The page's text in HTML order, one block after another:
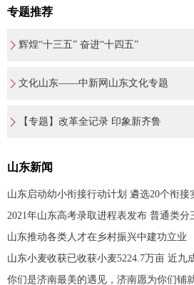
专题推荐
辉煌“十三五” 奋进“十四五”
文化山东——中新网山东文化专题
【专题】改革全记录 印象新齐鲁
山东新闻
山东启动幼小衔接行动计划 遴选20个衔接
2021年山东高考录取进程表发布 普通类分
山东推动各类人才在乡村振兴中建功立业
山东小麦收获已收获小麦5224.7万亩 近九
你们是济南最美的遇见，济南愿为你们铺